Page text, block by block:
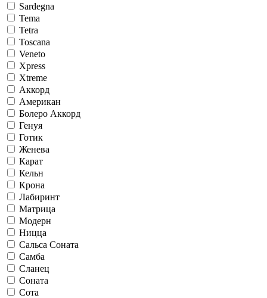
Sardegna
Tema
Tetra
Toscana
Veneto
Xpress
Xtreme
Аккорд
Американ
Болеро Аккорд
Генуя
Готик
Женева
Карат
Кельн
Крона
Лабиринт
Матрица
Модерн
Ницца
Сальса Соната
Самба
Сланец
Соната
Сота